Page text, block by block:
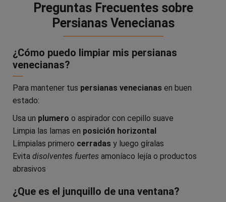
Preguntas Frecuentes sobre
Persianas Venecianas
¿Cómo puedo limpiar mis persianas
venecianas?
Para mantener tus persianas venecianas en buen
estado:
Usa un plumero o aspirador con cepillo suave
Limpia las lamas en posición horizontal
Límpialas primero cerradas y luego gíralas
Evita disolventes fuertes amoníaco lejía o productos
abrasivos
¿Que es el junquillo de una ventana?